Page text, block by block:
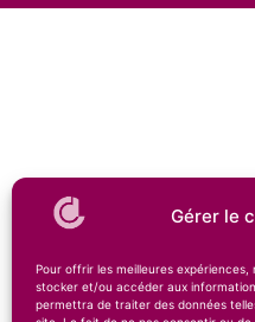
Gérer le
Pour offrir les meilleures
stocker et/ou accéder aux
permettra de traiter des données